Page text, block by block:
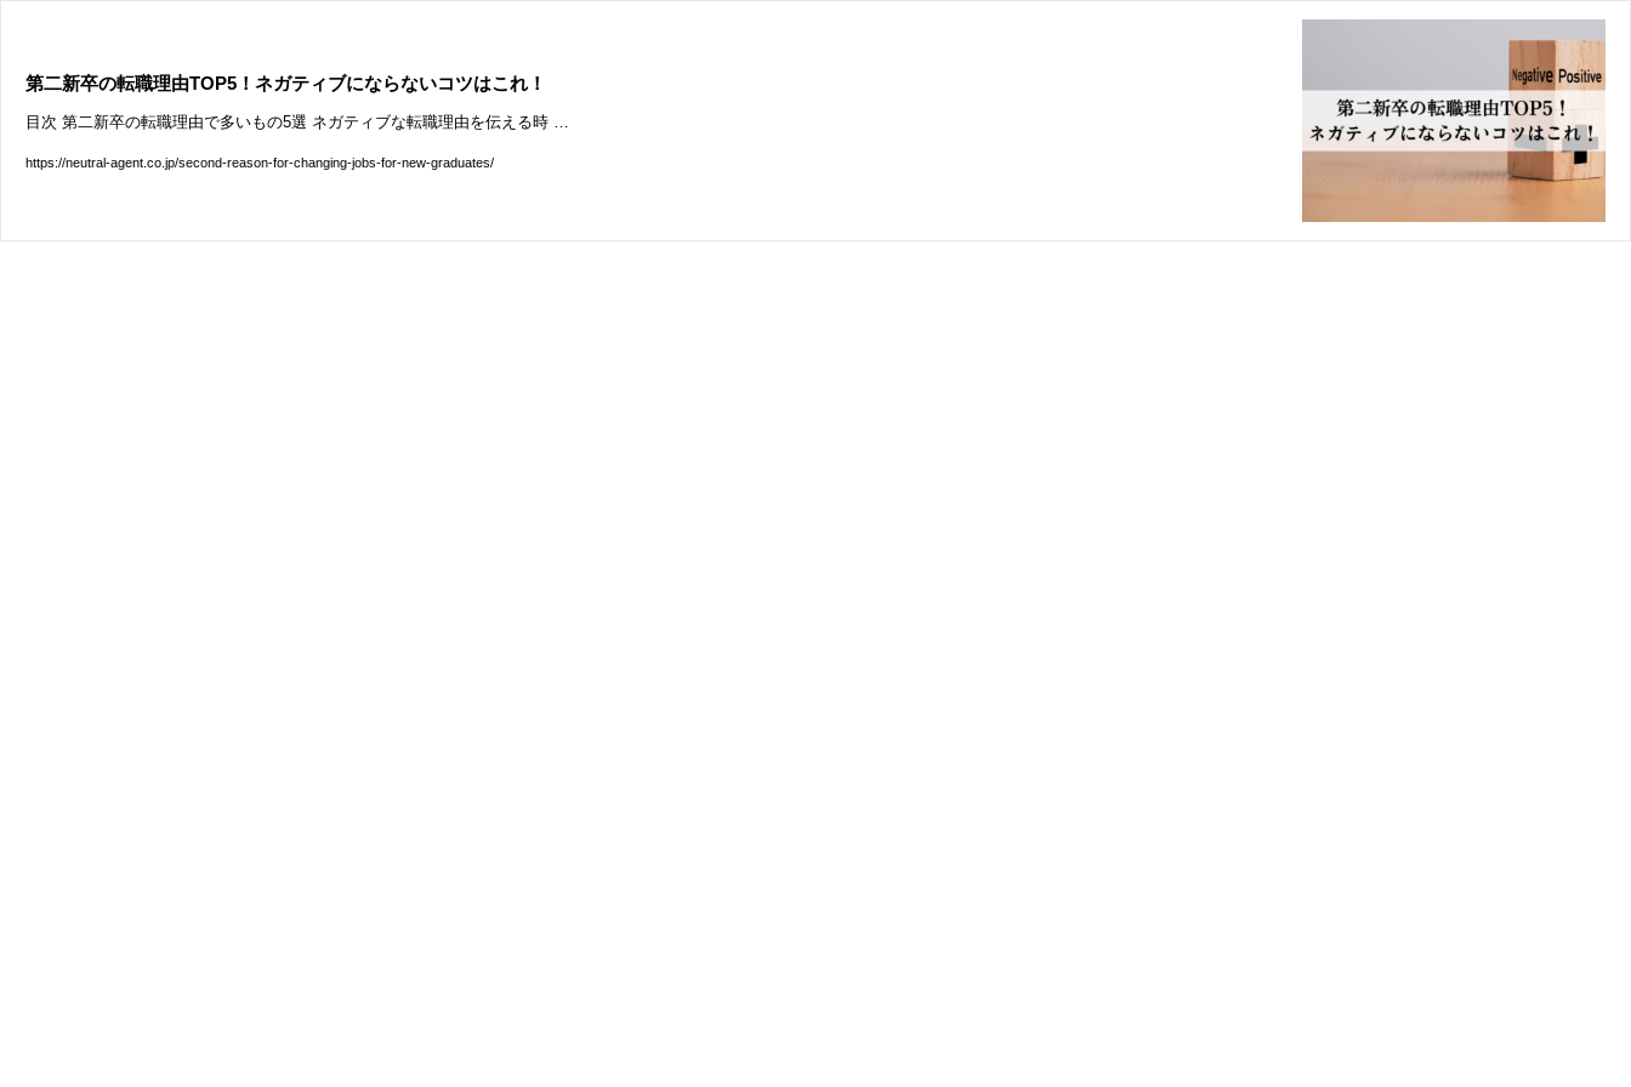
第二新卒の転職理由TOP5！ネガティブにならないコツはこれ！
目次 第二新卒の転職理由で多いもの5選 ネガティブな転職理由を伝える時 …
https://neutral-agent.co.jp/second-reason-for-changing-jobs-for-new-graduates/